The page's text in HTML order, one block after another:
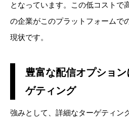
となっています。この低コストで
の企業がこのプラットフォームで
現状です。
豊富な配信オプショ
ゲティング
強みとして、詳細なターゲティン